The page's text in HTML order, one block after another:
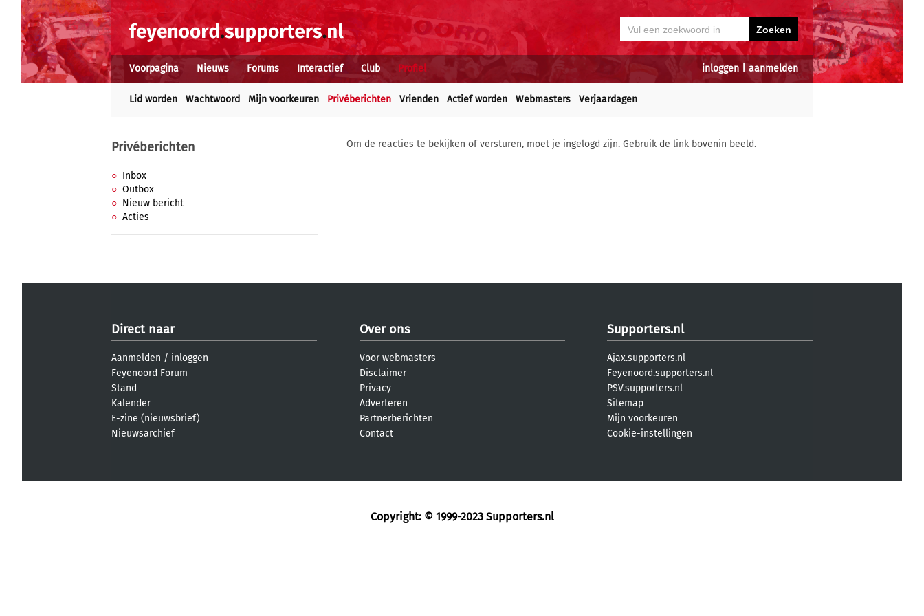
inloggen aanmelden
Voorpagina Nieuws Forums Interactief Club Profiel
Lid worden Wachtwoord Mijn voorkeuren Privéberichten Vrienden Actief worden Webmasters Verjaardagen
Privéberichten
Inbox
Outbox
Nieuw bericht
Acties
Om de reacties te bekijken of versturen, moet je ingelogd zijn. Gebruik de link bovenin beeld.
Direct naar
Aanmelden / inloggen
Feyenoord Forum
Stand
Kalender
E-zine (nieuwsbrief)
Nieuwsarchief
Over ons
Voor webmasters
Disclaimer
Privacy
Adverteren
Partnerberichten
Contact
Supporters.nl
Ajax.supporters.nl
Feyenoord.supporters.nl
PSV.supporters.nl
Sitemap
Mijn voorkeuren
Cookie-instellingen
Copyright: © 1999-2023 Supporters.nl